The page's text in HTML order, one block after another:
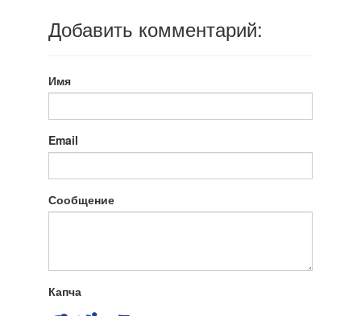
Добавить комментарий:
Имя
Email
Сообщение
Капча